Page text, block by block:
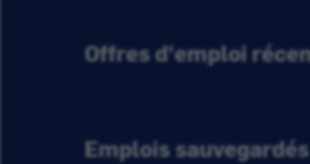
Offres d'emploi
Emplois sauvegardés